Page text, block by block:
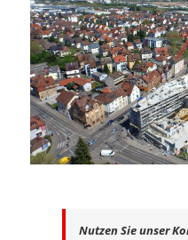
Nutzen Sie unser